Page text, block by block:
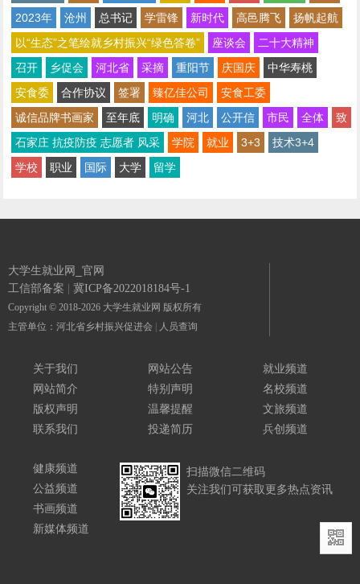
2023年
沧州 总书记 学雷锋 新时代 高邑腾飞
扬帆起航
以“生态”之笔绘就乡村振兴“绿色答卷”
座谈会
二十大精神
召开
乡促会 河北省 采摘 重阳节 庆国庆
中华寿桃
安食委
合作协议 签署 臻亿佳公司
安食工委
诚信品牌书画家
至年底 明确 河北 公开信 市民 全体
致
石家庄 抗疫防疫 志愿者 风采
学院 就业 3+3
技术3+4
学校
职业 国际 大学 留学
大学生就业网_官网
工信部备案 冀ICP备2022018184号-1
Copyright © 2018-2026 大学生就业网 版权所有
主管单位：河北省乡村振兴促进会
人员查询
关于我们
网站简介
版权声明
联系我们
网站公告
特别声明
温馨提醒
投递简历
就业频道
名校频道
文旅频道
兵创频道
健康频道
公益频道
书画频道
新媒体频道
扫描微信二维码
关注我们可获取更多热点资讯